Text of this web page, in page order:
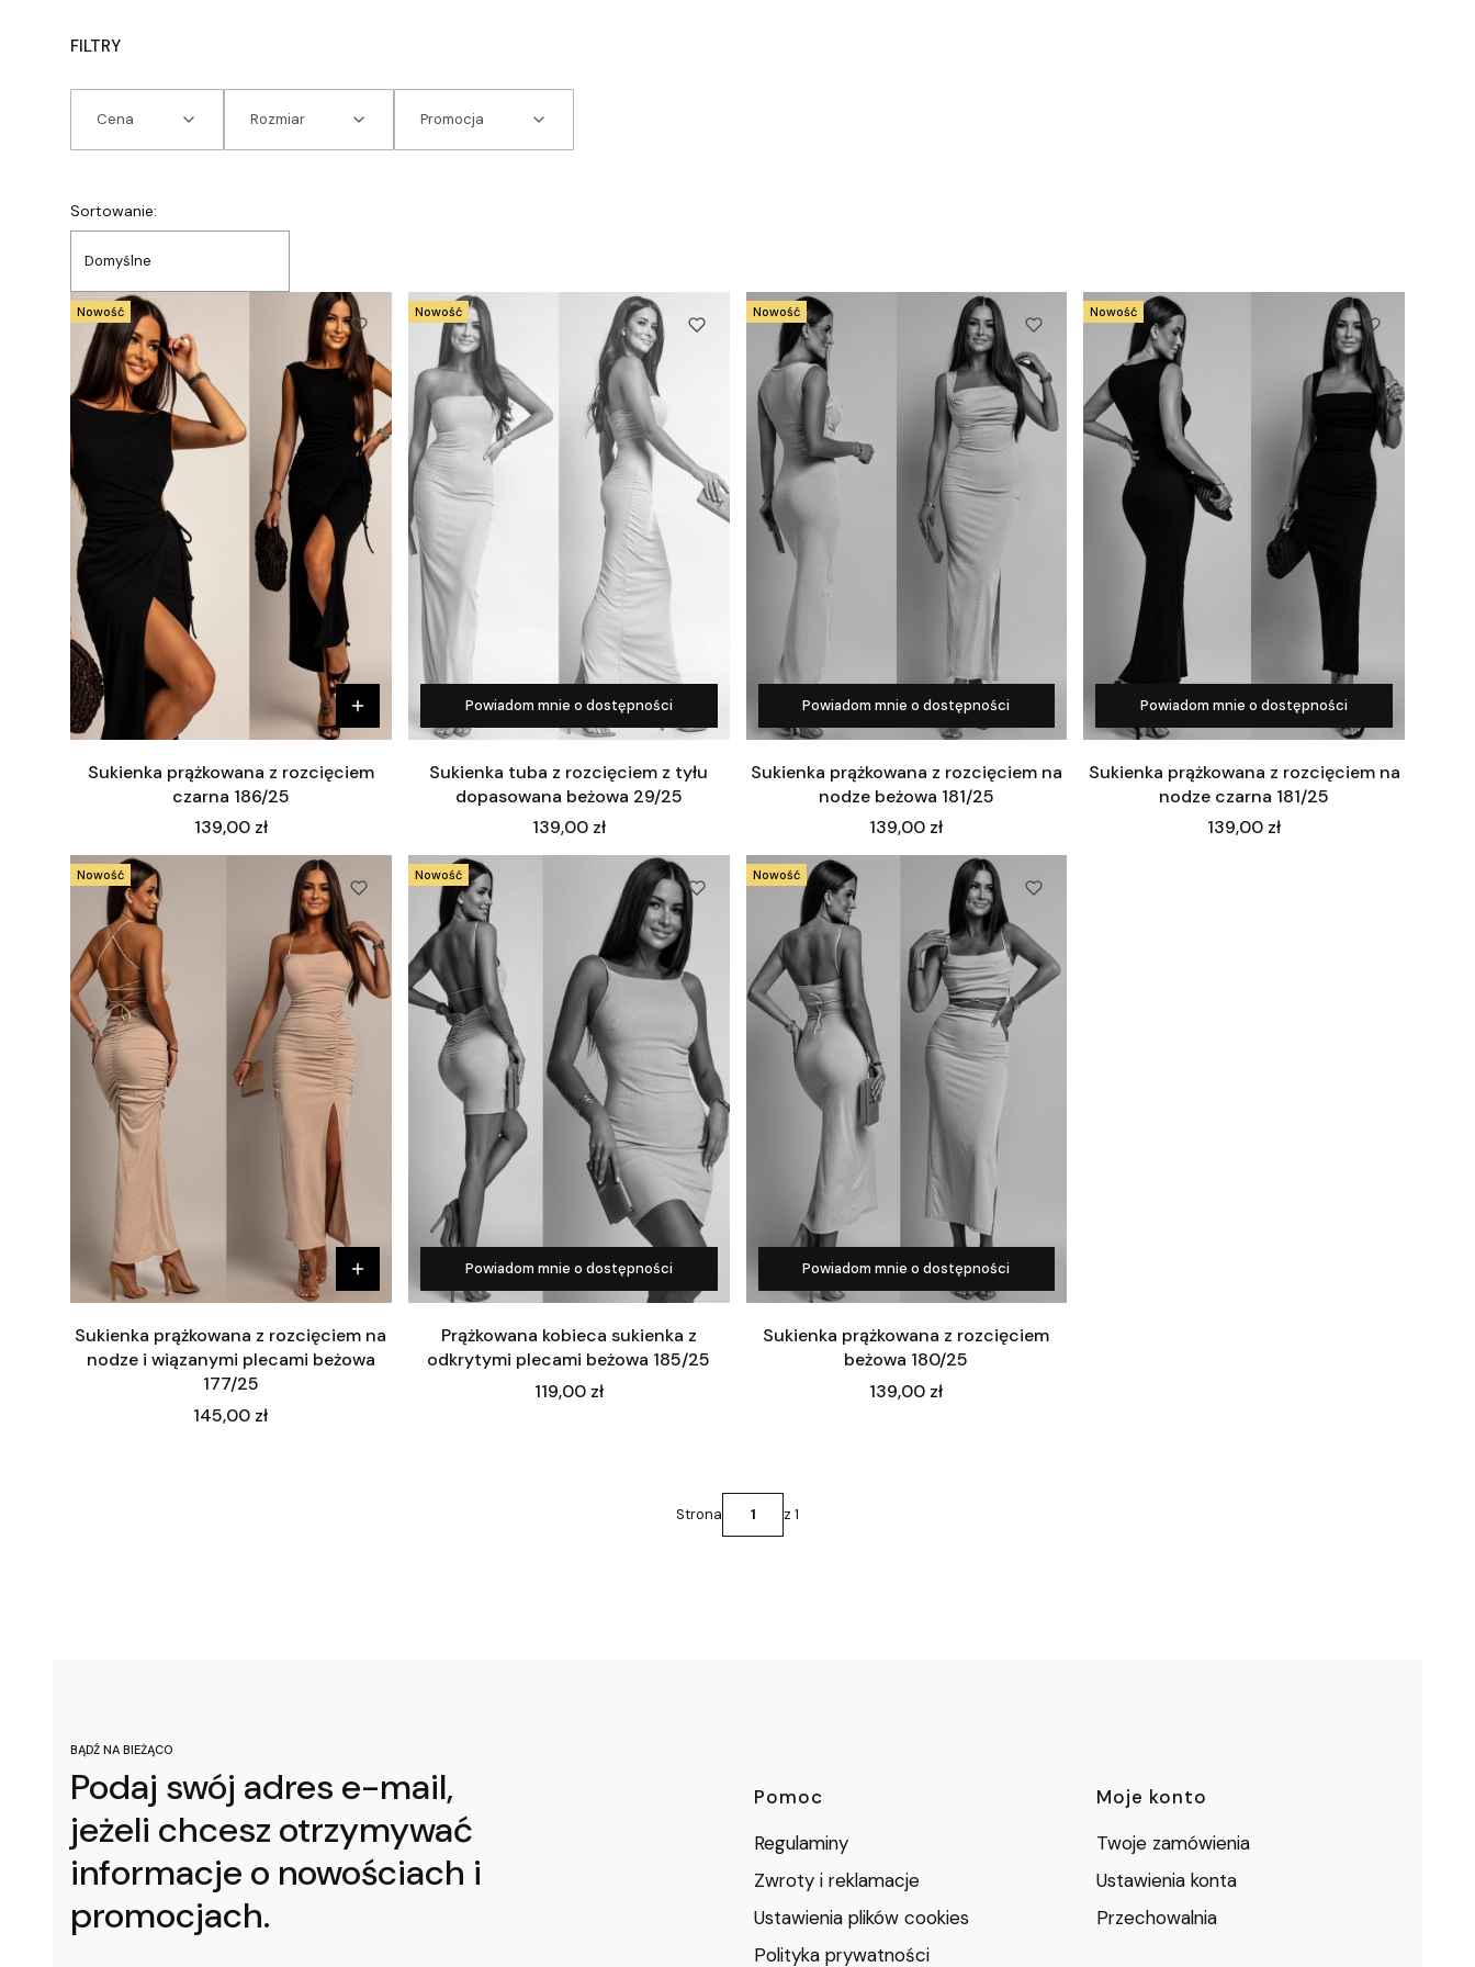
FILTRY
Cena Rozmiar Promocja
Lista produktów
Sortowanie:
Domyślne
Nowość
Sukienka prążkowana z rozcięciem
czarna 186/25
Cena
139,00 zł
Nowość
Powiadom mnie o dostępności
Sukienka tuba z rozcięciem z tyłu
dopasowana beżowa 29/25
Cena
139,00 zł
Nowość
Powiadom mnie o dostępności
Sukienka prążkowana z rozcięciem na
nodze beżowa 181/25
Cena
139,00 zł
Nowość
Powiadom mnie o dostępności
Sukienka prążkowana z rozcięciem na
nodze czarna 181/25
Cena
139,00 zł
Nowość
Sukienka prążkowana z rozcięciem na
nodze i wiązanymi plecami beżowa
177/25
Cena
145,00 zł
Nowość
Powiadom mnie o dostępności
Prążkowana kobieca sukienka z
odkrytymi plecami beżowa 185/25
Cena
119,00 zł
Nowość
Powiadom mnie o dostępności
Sukienka prążkowana z rozcięciem
beżowa 180/25
Cena
139,00 zł
Strona z 1
BĄDŹ NA BIEŻĄCO
Podaj swój adres e-mail,
jeżeli chcesz otrzymywać
informacje o nowościach i
promocjach.
Linki w stopce
Pomoc
Regulaminy
Zwroty i reklamacje
Ustawienia plików cookies
Polityka prywatności
Moje konto
Twoje zamówienia
Ustawienia konta
Przechowalnia